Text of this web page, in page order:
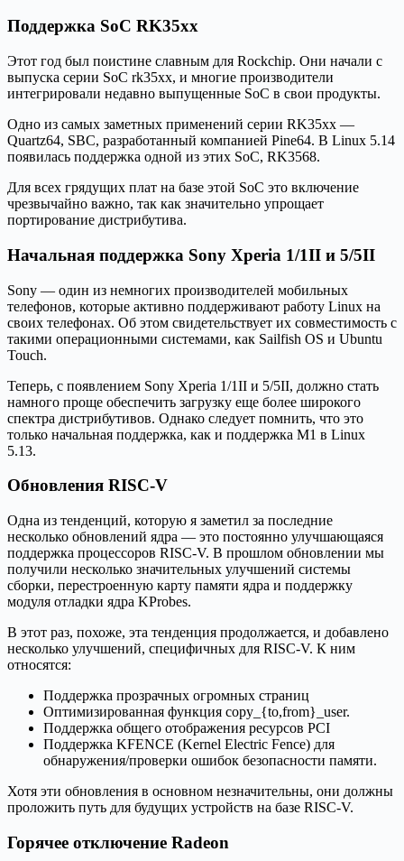
Поддержка SoC RK35xx
Этот год был поистине славным для Rockchip. Они начали с
выпуска серии SoC rk35xx, и многие производители
интегрировали недавно выпущенные SoC в свои продукты.
Одно из самых заметных применений серии RK35xx —
Quartz64, SBC, разработанный компанией Pine64. В Linux 5.14
появилась поддержка одной из этих SoC, RK3568.
Для всех грядущих плат на базе этой SoC это включение
чрезвычайно важно, так как значительно упрощает
портирование дистрибутива.
Начальная поддержка Sony Xperia 1/1II и 5/5II
Sony — один из немногих производителей мобильных
телефонов, которые активно поддерживают работу Linux на
своих телефонах. Об этом свидетельствует их совместимость с
такими операционными системами, как Sailfish OS и Ubuntu
Touch.
Теперь, с появлением Sony Xperia 1/1II и 5/5II, должно стать
намного проще обеспечить загрузку еще более широкого
спектра дистрибутивов. Однако следует помнить, что это
только начальная поддержка, как и поддержка M1 в Linux
5.13.
Обновления RISC-V
Одна из тенденций, которую я заметил за последние
несколько обновлений ядра — это постоянно улучшающаяся
поддержка процессоров RISC-V. В прошлом обновлении мы
получили несколько значительных улучшений системы
сборки, перестроенную карту памяти ядра и поддержку
модуля отладки ядра KProbes.
В этот раз, похоже, эта тенденция продолжается, и добавлено
несколько улучшений, специфичных для RISC-V. К ним
относятся:
Поддержка прозрачных огромных страниц
Оптимизированная функция copy_{to,from}_user.
Поддержка общего отображения ресурсов PCI
Поддержка KFENCE (Kernel Electric Fence) для
обнаружения/проверки ошибок безопасности памяти.
Хотя эти обновления в основном незначительны, они должны
проложить путь для будущих устройств на базе RISC-V.
Горячее отключение Radeon